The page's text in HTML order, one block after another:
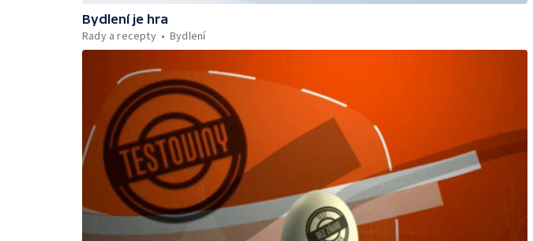
Bydlení je hra
Rady a recepty
Bydlení